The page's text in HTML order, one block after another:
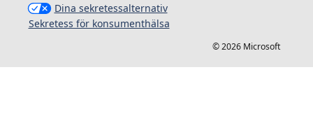
Dina sekretessalternativ
Sekretess för konsumenthälsa
© 2026 Microsoft